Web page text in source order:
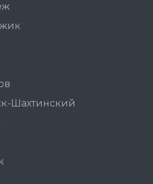
Шахтинский